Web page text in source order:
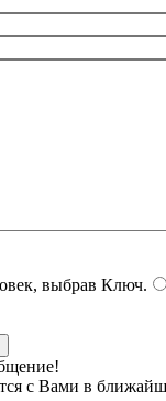
выбрав Ключ.
с Вами в